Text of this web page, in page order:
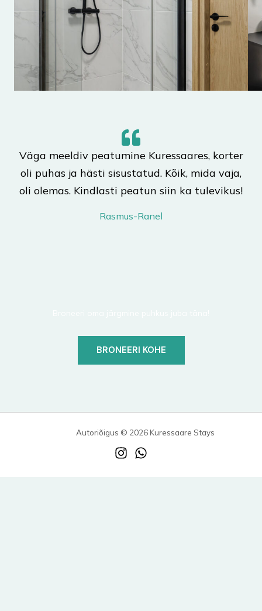
Väga meeldiv peatumine Kuressaares, korter
oli puhas ja hästi sisustatud. Kõik, mida vaja,
oli olemas. Kindlasti peatun siin ka tulevikus!
Rasmus-Ranel
BRONEERI KOHE
Autoriõigus © 2026 Kuressaare Stays